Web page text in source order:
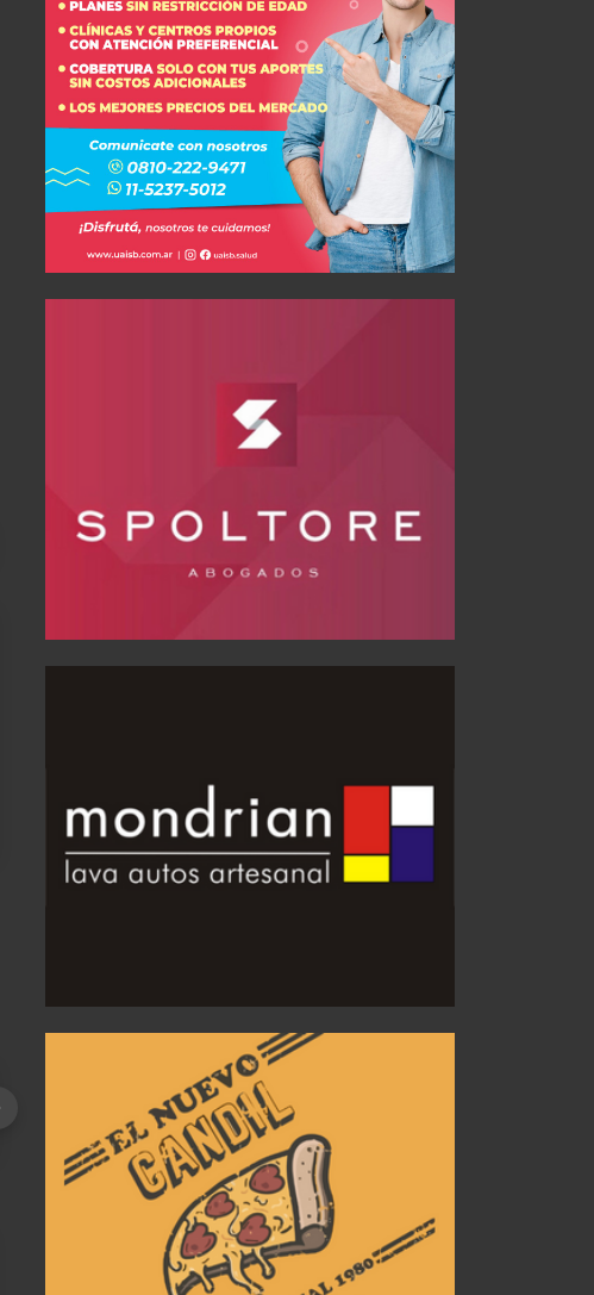
JUL 31, 2026